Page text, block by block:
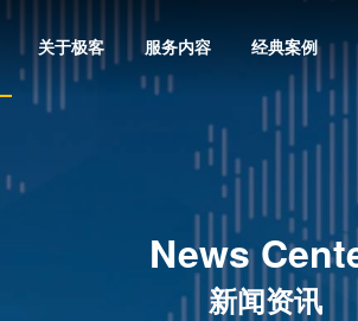
关于极客 服务内容 经典案例
News
新闻资讯